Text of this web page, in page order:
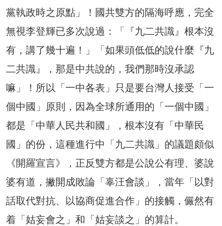
黨執政時之原點」！國共雙方的隔海呼應，完全
無視李登輝已多次說過：「『九二共識』根本沒
有，講了幾十遍！」「如果頭低低的說什麼『九
二共識』，那是中共說的，我們那時沒承認
嘛」！所以「一中各表」只是要台灣人接受「一
個中國」原則，因為全球所通用的「一個中國」
都是「中華人民共和國」，根本沒有「中華民
國」的份，這種進行中「九二共識」的議題頗似
《開羅宣言》，正反雙方都是公說公有理、婆說
婆有道，撇開成敗論「辜汪會談」，當年「以對
話取代對抗、以協商促進合作」的接觸，儼然有
着「姑妄會之」和「姑妄談之」的算計。